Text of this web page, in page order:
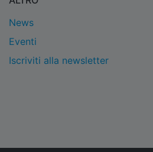
News
Eventi
Iscriviti alla newsletter